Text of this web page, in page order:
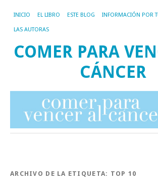
INICIO EL LIBRO ESTE BLOG INFORMACIÓN POR
LAS AUTORAS
COMER PARA
CÁNCER
ARCHIVO DE LA ETIQUETA: TOP 10